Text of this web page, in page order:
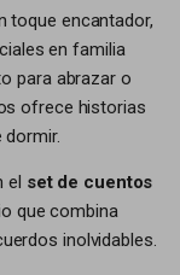
toque encantador,
en familia
para abrazar o
ofrece historias
dormir.
el set de cuentos
que combina
inolvidables.